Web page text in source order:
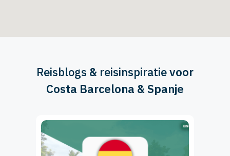
Reisblogs & reisinspiratievoor
Costa Barcelona & Spanje